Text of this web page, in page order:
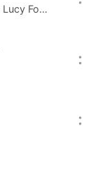
Man/Woman/Chainsaw / What Lucy Found There